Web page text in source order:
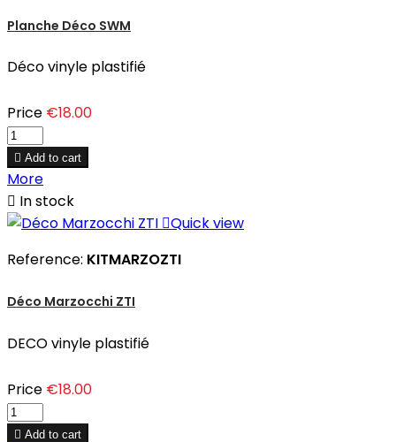
Planche Déco SWM
Déco vinyle plastifié
Price €18.00
 Add to cart
More
 In stock
Quick view
Reference: KITMARZOZTI
Déco Marzocchi ZTI
DECO vinyle plastifié
Price €18.00
 Add to cart